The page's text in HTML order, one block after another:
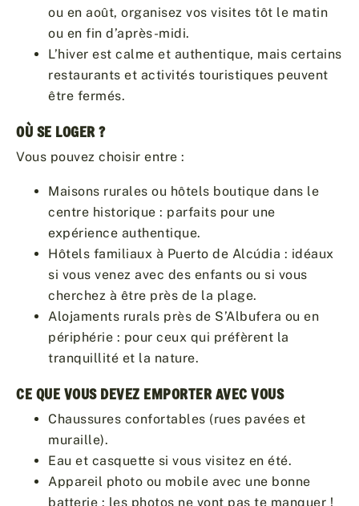
ou en août, organisez vos visites tôt le matin
ou en fin d’après-midi.
L’hiver est calme et authentique, mais certains
restaurants et activités touristiques peuvent
être fermés.
OÙ SE LOGER ?
Vous pouvez choisir entre :
Maisons rurales ou hôtels boutique dans le
centre historique : parfaits pour une
expérience authentique.
Hôtels familiaux à Puerto de Alcúdia : idéaux
si vous venez avec des enfants ou si vous
cherchez à être près de la plage.
Alojaments rurals près de S’Albufera ou en
périphérie : pour ceux qui préfèrent la
tranquillité et la nature.
CE QUE VOUS DEVEZ EMPORTER AVEC VOUS
Chaussures confortables (rues pavées et
muraille).
Eau et casquette si vous visitez en été.
Appareil photo ou mobile avec une bonne
batterie : les photos ne vont pas te manquer !